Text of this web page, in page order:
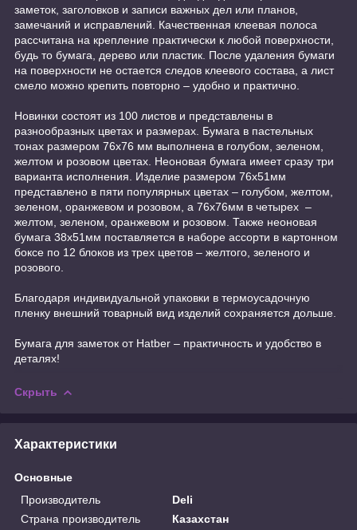
заметок, заголовков и записи важных дел или планов,
замечаний и исправлений. Качественная клеевая полоса
рассчитана на крепление практически к любой поверхности,
будь то бумага, дерево или пластик. После удаления бумаги
на поверхности не остается следов клеевого состава, а лист
смело можно крепить повторно – удобно и практично.
Новинки состоят из 100 листов и представлены в
разнообразных цветах и размерах. Бумага в пастельных
тонах размером 76х76 мм выполнена в голубом, зеленом,
желтом и розовом цветах. Неоновая бумага имеет сразу три
варианта исполнения. Изделие размером 76х51мм
представлено в пяти популярных цветах – голубом, желтом,
зеленом, оранжевом и розовом, а 76х76мм в четырех –
желтом, зеленом, оранжевом и розовом. Также неоновая
бумага 38х51мм поставляется в наборе ассорти в картонном
боксе по 12 блоков из трех цветов – желтого, зеленого и
розового.
Благодаря индивидуальной упаковки в термоусадочную
пленку внешний товарный вид изделий сохраняется дольше.
Бумага для заметок от Hatber – практичность и удобство в
деталях!
Скрыть
Характеристики
Основные
Производитель
Deli
Страна производитель
Казахстан